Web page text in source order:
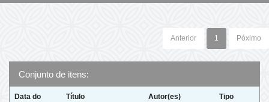
Anterior 1 Póximo
Conjunto de itens:
Data do
Título Autor(es) Tipo